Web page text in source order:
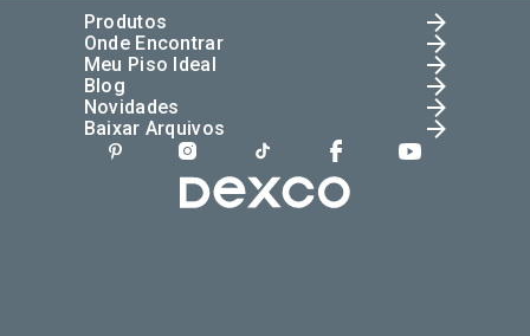
Produtos
Onde Encontrar
Meu Piso Ideal
Blog
Novidades
Baixar Arquivos